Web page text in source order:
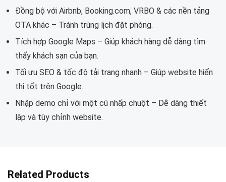
Đồng bộ với Airbnb, Booking.com, VRBO & các nền tảng
OTA khác – Tránh trùng lịch đặt phòng.
Tích hợp Google Maps – Giúp khách hàng dễ dàng tìm
thấy khách sạn của bạn.
Tối ưu SEO & tốc độ tải trang nhanh – Giúp website hiển
thị tốt trên Google.
Nhập demo chỉ với một cú nhấp chuột – Dễ dàng thiết
lập và tùy chỉnh website.
Related Products